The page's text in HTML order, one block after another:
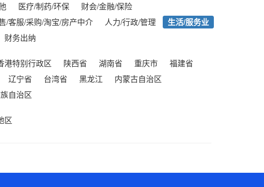
医疗/制药/环保
财会/金融/保险
/客服/采购/淘宝/房产中介 人力/行政/管理
生活/服务业
财务出纳
港特别行政区 陕西省 湖南省 重庆市
福建省
辽宁省 台湾省 黑龙江
内蒙古自治区
自治区
区